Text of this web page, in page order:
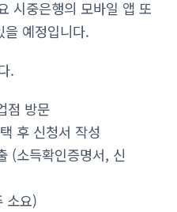
시중은행의 모바일 앱 또
예정입니다.
.
점 방문
후 신청서 작성
(소득확인증명서, 신
소요)